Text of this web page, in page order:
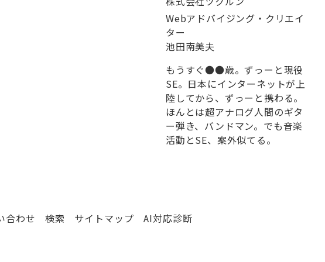
Webアドバイジング・クリエイ
ター
池田南美夫
もうすぐ●●歳。ずっーと現役
SE。日本にインターネットが上
陸してから、ずっーと携わる。
ほんとは超アナログ人間のギタ
ー弾き、バンドマン。でも音楽
活動とSE、案外似てる。
合わせ 検索 サイトマップ AI対応診断